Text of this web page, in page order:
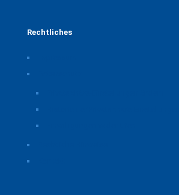
Rechtliches